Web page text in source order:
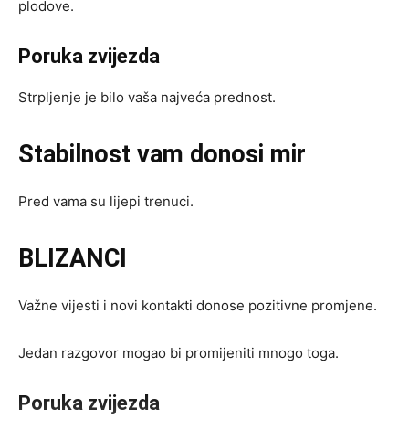
plodove.
Poruka zvijezda
Strpljenje je bilo vaša najveća prednost.
Stabilnost vam donosi mir
Pred vama su lijepi trenuci.
BLIZANCI
Važne vijesti i novi kontakti donose pozitivne promjene.
Jedan razgovor mogao bi promijeniti mnogo toga.
Poruka zvijezda